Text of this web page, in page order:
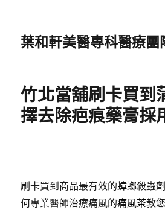
葉和軒美醫專科醫療團
竹北當舖刷卡買到
擇去除疤痕藥膏採
刷卡買到商品最有效的蟑螂殺蟲
何專業醫師治療痛風的痛風茶教